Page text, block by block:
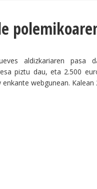
aldizkariaren pasa
piztu dau, eta 2.500
enkante webgunean.